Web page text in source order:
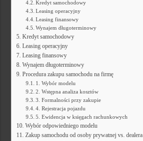
Kredyt samochodowy
Leasing operacyjny
Leasing finansowy
Wynajem długoterminowy
Kredyt samochodowy
Leasing operacyjny
Leasing finansowy
Wynajem długoterminowy
Procedura zakupu samochodu na firmę
1. Wybór modelu
2. Wstępna analiza kosztów
3. Formalności przy zakupie
4. Rejestracja pojazdu
5. Ewidencja w księgach rachunkowych
Wybór odpowiedniego modelu
Zakup samochodu od osoby prywatnej vs. dealera